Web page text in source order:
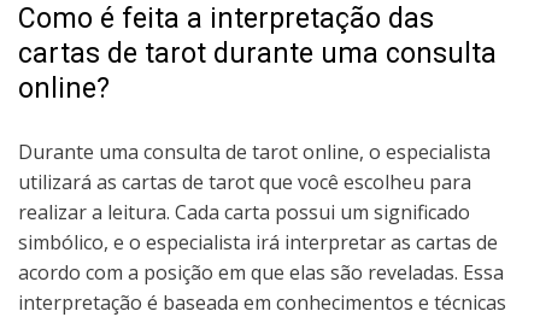
Como é feita a interpretação das
cartas de tarot durante uma consulta
online?
Durante uma consulta de tarot online, o especialista
utilizará as cartas de tarot que você escolheu para
realizar a leitura. Cada carta possui um significado
simbólico, e o especialista irá interpretar as cartas de
acordo com a posição em que elas são reveladas. Essa
interpretação é baseada em conhecimentos e técnicas